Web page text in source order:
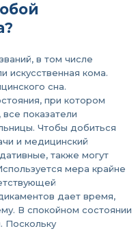
в том числе
искусственная кома.
сна.
при котором
показатели
Чтобы добиться
и медицинский
также могут
мера крайне
дает время,
В спокойном состоянии
Поскольку